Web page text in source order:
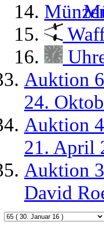
Auktion
24.
Auktion 4
21. April
Auktion 3
David